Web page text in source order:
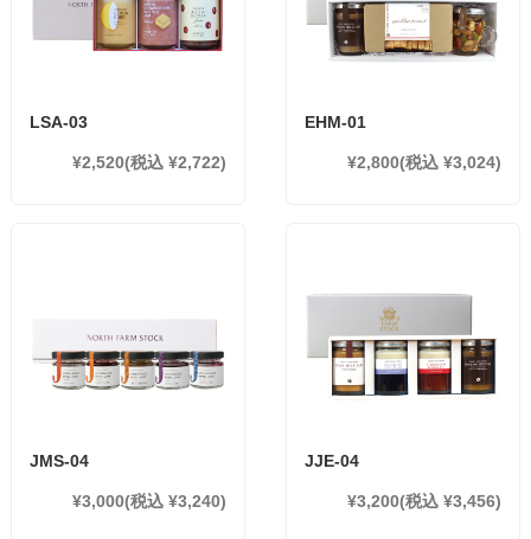
LSA-03
¥2,520(税込 ¥2,722)
EHM-01
¥2,800(税込 ¥3,024)
JMS-04
¥3,000(税込 ¥3,240)
JJE-04
¥3,200(税込 ¥3,456)